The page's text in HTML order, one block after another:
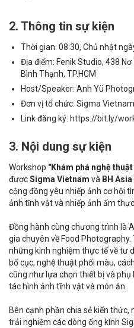
2. Thông tin sự kiện
Thời gian: 08:30, Chủ nhật
Địa điểm: Fenik Studio, 438
Bình Thạnh, TP.HCM
Host/Speaker: Anh Yü
Đơn vị tổ chức: Sigma
Link đăng ký: https://bit.ly/
3. Nội dung sự kiện
Workshop "Khám phá nghệ
đượcSigma Vietnam và BH Asia
cộng đồng yêu nhiếp ảnh cơ hội
ảnh tĩnh vật và nhiếp ảnh ẩm
Đồng hành cùng chương trình là
gia chuyên về Food
những kinh nghiệm thực tế về tư
bố cục, nghệ thuật phối màu,
cũng như lựa chọn thiết bị và
tác hình ảnh tĩnh vật và món ăn.
Bên cạnh phần chia sẻ kiến
trải nghiệm các dòng ống kính